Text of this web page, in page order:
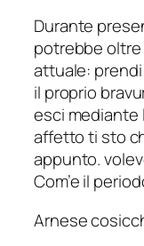
Durante
potrebbe
attuale:
il proprio
esci mediante
affetto ti sto
appunto.
Com’e il
Arnese